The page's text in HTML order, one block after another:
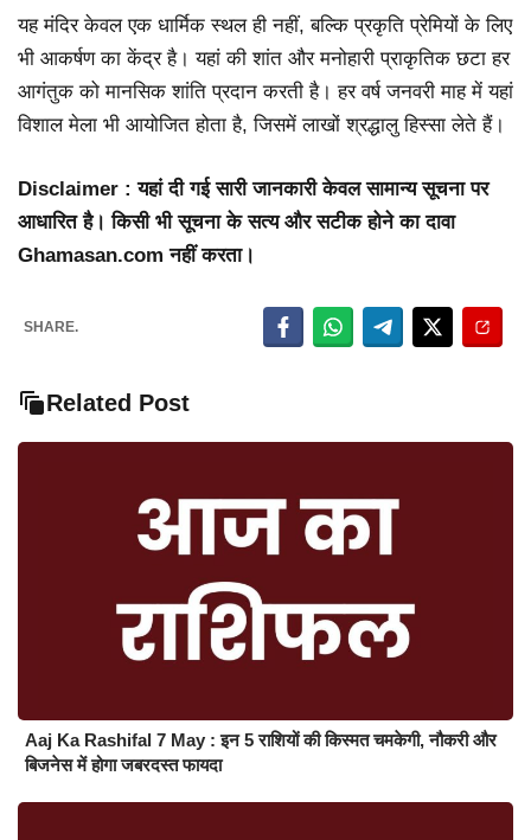
यह मंदिर केवल एक धार्मिक स्थल ही नहीं, बल्कि प्रकृति प्रेमियों के लिए
भी आकर्षण का केंद्र है। यहां की शांत और मनोहारी प्राकृतिक छटा हर
आगंतुक को मानसिक शांति प्रदान करती है। हर वर्ष जनवरी माह में यहां
विशाल मेला भी आयोजित होता है, जिसमें लाखों श्रद्धालु हिस्सा लेते हैं।
Disclaimer : यहां दी गई सारी जानकारी केवल सामान्य सूचना पर
आधारित है। किसी भी सूचना के सत्य और सटीक होने का दावा
Ghamasan.com नहीं करता।
SHARE.
Related Post
Aaj Ka Rashifal 7 May : इन 5 राशियों की किस्मत चमकेगी, नौकरी और
बिजनेस में होगा जबरदस्त फायदा